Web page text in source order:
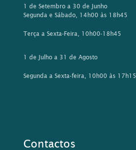
1 de Setembro a 30 de Junho
Segunda e Sábado, 14h00 às 18h45
Terça a Sexta-Feira, 10h00-18h45
1 de Julho a 31 de Agosto
Segunda a Sexta-feira, 10h00 às 17h15
Contactos